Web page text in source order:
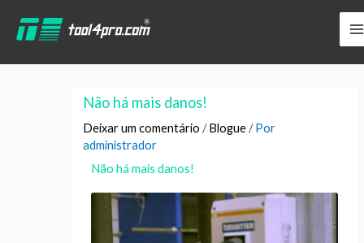
para
Não há mais danos!
Deixar um comentário /Blogue/ Por
administrador
Não há mais danos!